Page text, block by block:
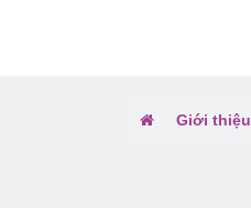
Giới thiệu